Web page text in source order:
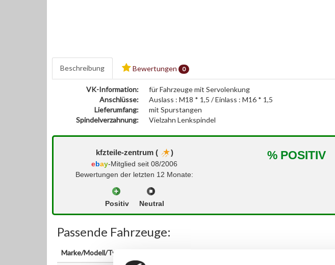
Beschreibung Bewertungen 0
VK-Information:
für Fahrzeuge mit Servolenkung
Anschlüsse:
Auslass : M18 * 1,5 / Einlass : M16 * 1,5
Lieferumfang:
mit Spurstangen
Spindelverzahnung:
Vielzahn Lenkspindel
kfzteile-zentrum ( )
ebay-Mitglied seit 08/2006
Bewertungen der letzten 12 Monate:
Positiv Neutral
% POSITIV
Passende Fahrzeuge:
Marke/Modell/Typ